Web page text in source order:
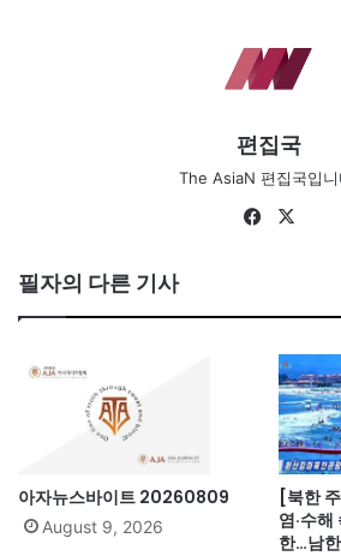
편집국
The AsiaN 편집국입니
Fa
필자의 다른 기사
아자뉴스바이트 20260809
August 9, 2026
[북한
염·수해
한…남